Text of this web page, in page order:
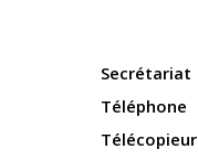
Secrétariat
Téléphone
Télécopieur